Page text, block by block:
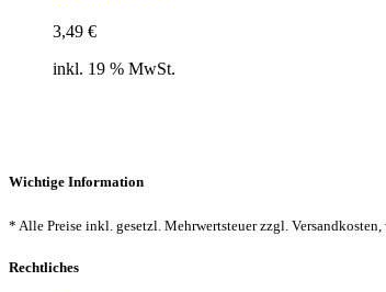
3,49 €
inkl. 19 % MwSt.
Wichtige Information
* Alle Preise inkl. gesetzl. Mehrwertsteuer zzgl.
Rechtliches